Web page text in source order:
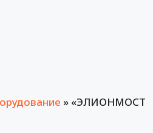
» «ЭЛИОНМОСТ